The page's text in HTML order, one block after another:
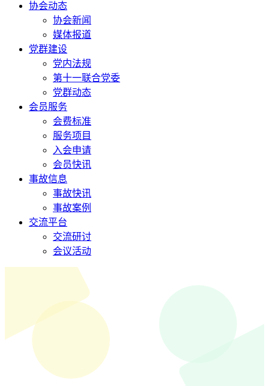
协会动态
协会新闻
媒体报道
党群建设
党内法规
第十一联合党委
党群动态
会员服务
会费标准
服务项目
入会申请
会员快讯
事故信息
事故快讯
事故案例
交流平台
交流研讨
会议活动